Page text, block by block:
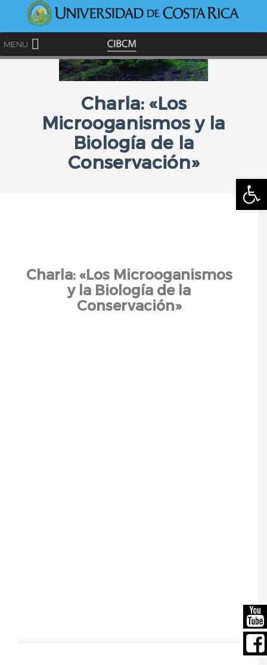
MENU
Charla: «Los
Microoganismos y la
Biología de la
Conservación»
Charla: «Los Microoganismos
y la Biología de la
Conservación»